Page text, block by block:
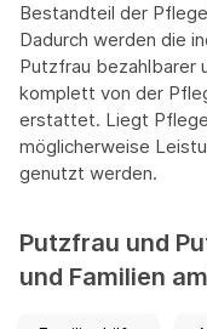
Bestandteil der
Dadurch werden die
Putzfrau bezahlbarer
komplett von der
erstattet. Liegt
möglicherweise
genutzt werden.
Putzfrau und
und Familien